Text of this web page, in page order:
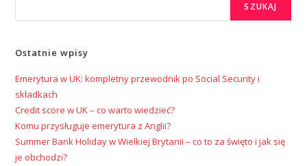
SZUKAJ
Ostatnie wpisy
Emerytura w UK: kompletny przewodnik po Social Security i
składkach
Credit score w UK – co warto wiedzieć?
Komu przysługuje emerytura z Anglii?
Summer Bank Holiday w Wielkiej Brytanii – co to za święto i jak się
je obchodzi?